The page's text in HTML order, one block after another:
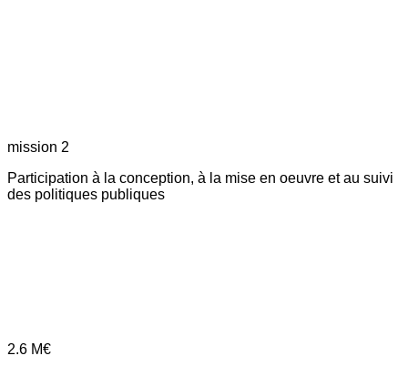
mission 2
Participation à la conception, à la mise en oeuvre et au suivi
des politiques publiques
2.6 M€